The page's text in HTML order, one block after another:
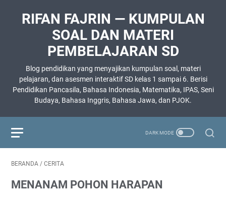
RIFAN FAJRIN — KUMPULAN
SOAL DAN MATERI
PEMBELAJARAN SD
Blog pendidikan yang menyajikan kumpulan soal, materi
pelajaran, dan asesmen interaktif SD kelas 1 sampai 6. Berisi
Pendidikan Pancasila, Bahasa Indonesia, Matematika, IPAS, Seni
Budaya, Bahasa Inggris, Bahasa Jawa, dan PJOK.
BERANDA / CERITA
MENANAM POHON HARAPAN